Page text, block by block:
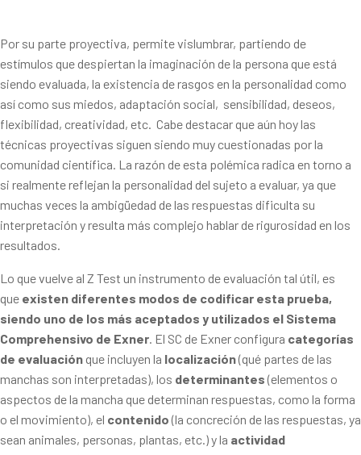
Por su parte proyectiva, permite vislumbrar, partiendo de
estímulos que despiertan la imaginación de la persona que está
siendo evaluada, la existencia de rasgos en la personalidad como
así como sus miedos, adaptación social, sensibilidad, deseos,
flexibilidad, creatividad, etc. Cabe destacar que aún hoy las
técnicas proyectivas siguen siendo muy cuestionadas por la
comunidad científica. La razón de esta polémica radica en torno a
si realmente reflejan la personalidad del sujeto a evaluar, ya que
muchas veces la ambigüedad de las respuestas dificulta su
interpretación y resulta más complejo hablar de rigurosidad en los
resultados.
Lo que vuelve al Z Test un instrumento de evaluación tal útil, es
que existen diferentes modos de codificar esta prueba,
siendo uno de los más aceptados y utilizados el Sistema
Comprehensivo de Exner . El SC de Exner configura categorías
de evaluación que incluyen la localización(qué partes de las
manchas son interpretadas), los determinantes (elementos o
aspectos de la mancha que determinan respuestas, como la forma
o el movimiento), el contenido (la concreción de las respuestas, ya
sean animales, personas, plantas, etc.) y la actividad